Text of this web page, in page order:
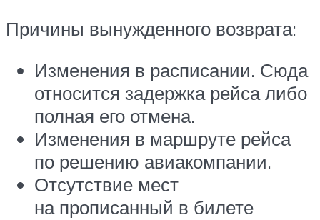
Причины вынужденного возврата:
Изменения в расписании. Сюда
относится задержка рейса либо
полная его отмена.
Изменения в маршруте рейса
по решению авиакомпании.
Отсутствие мест
на прописанный в билете